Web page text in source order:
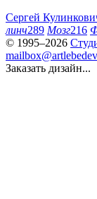
Сергей
линч289 Мозг216
© 1995–2026
Заказать дизайн...